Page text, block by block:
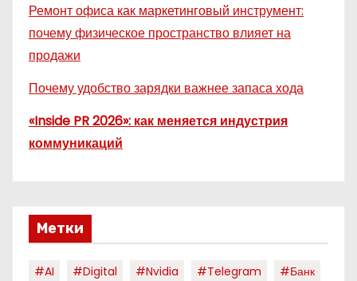
Ремонт офиса как маркетинговый инструмент:
почему физическое пространство влияет на
продажи
Почему удобство зарядки важнее запаса хода
«Inside PR 2026»: как меняется индустрия
коммуникаций
Метки
#AI #digital #nvidia #telegram
#банк